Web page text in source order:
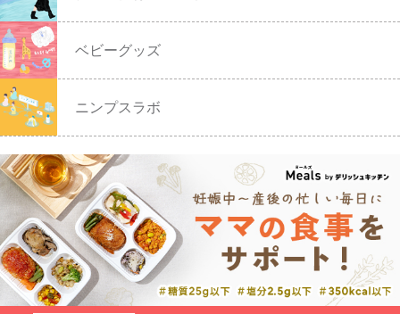
ベビーグッズ
ニンプスラボ